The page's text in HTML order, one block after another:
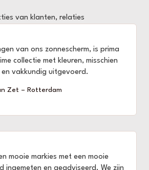
van klanten, relaties
van ons zonnescherm, is prima
collectie met kleuren, misschien
en vakkundig uitgevoerd.
Zet – Rotterdam
mooie markies met een mooie
ingemeten en geadviseerd. We zijn